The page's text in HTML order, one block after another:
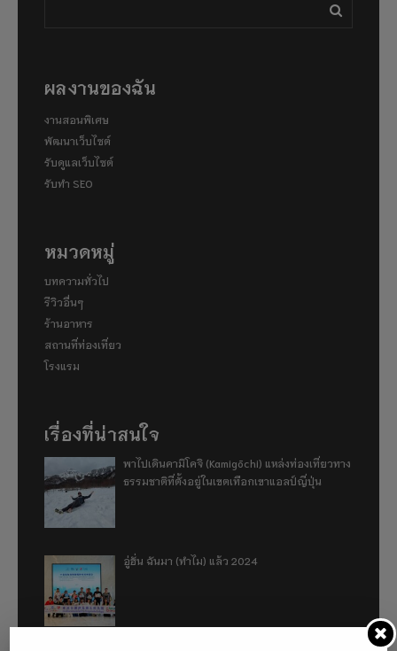
ผลงานของฉัน
งานสอนพิเศษ
พัฒนาเว็บไซต์
รับดูแลเว็บไซต์
รับทำ SEO
หมวดหมู่
บทความทั่วไป
รีวิวอื่นๆ
ร้านอาหาร
สถานที่ท่องเที่ยว
โรงแรม
เรื่องที่น่าสนใจ
พาไปเดินคามิโคจิ (Kamigōchi) แหล่งท่องเที่ยวทาง
ธรรมชาติที่ตั้งอยู่ในเขตเทือกเขาแอลป์ญี่ปุ่น
อู่ฮั่น ฉันมา (ทำไม) แล้ว 2024